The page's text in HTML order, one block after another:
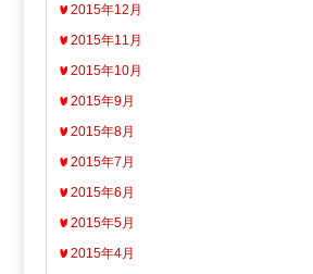
2015年12月
2015年11月
2015年10月
2015年9月
2015年8月
2015年7月
2015年6月
2015年5月
2015年4月